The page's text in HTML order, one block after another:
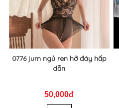
0776 jum ngủ ren hở đáy hấp
dẫn
50,000đ